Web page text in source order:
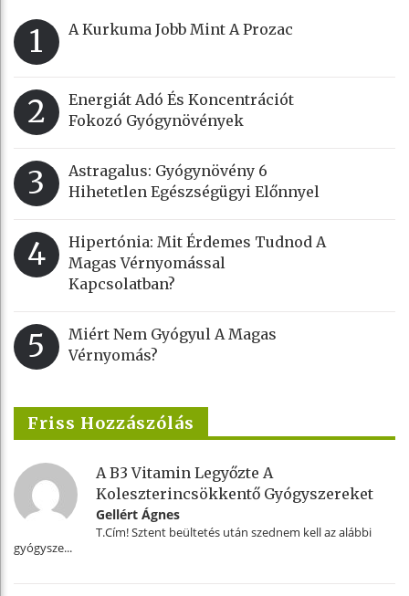
1 A Kurkuma Jobb Mint A Prozac
2
Energiát Adó És Koncentrációt
Fokozó Gyógynövények
3
Astragalus: Gyógynövény 6
Hihetetlen Egészségügyi Előnnyel
4
Hipertónia: Mit Érdemes Tudnod A
Magas Vérnyomással
Kapcsolatban?
5
Miért Nem Gyógyul A Magas
Vérnyomás?
Friss Hozzászólás
A B3 Vitamin Legyőzte A
Koleszterincsökkentő Gyógyszereket
Gellért Ágnes
T.Cím! Sztent beültetés után szednem kell az alábbi
gyógysze...